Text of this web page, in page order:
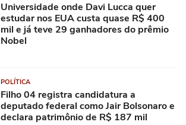
Universidade onde Davi Lucca quer
estudar nos EUA custa quase R$ 400
mil e já teve 29 ganhadores do prêmio
Nobel
POLÍTICA
Filho 04 registra candidatura a
deputado federal como Jair Bolsonaro e
declara patrimônio de R$ 187 mil